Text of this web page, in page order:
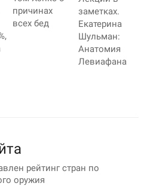
причинах
всех бед
заметках.
Екатерина
Шульман:
Анатомия
Левиафана
рейтинг стран по
оружия